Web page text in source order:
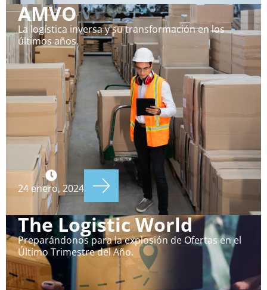
AMVO
La logística inversa y su transformación en los
últimos años.
24 enero, 2024
The Logistic World
Preparándonos para la explosión de Ofertas en el
Último Trimestre del Año.